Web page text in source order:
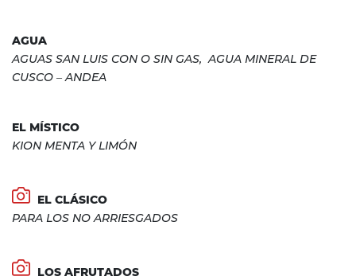
AGUA
AGUAS SAN LUIS CON O SIN GAS, AGUA MINERAL DE
CUSCO – ANDEA
EL MÍSTICO
KION MENTA Y LIMÓN
EL CLÁSICO
PARA LOS NO ARRIESGADOS
LOS AFRUTADOS